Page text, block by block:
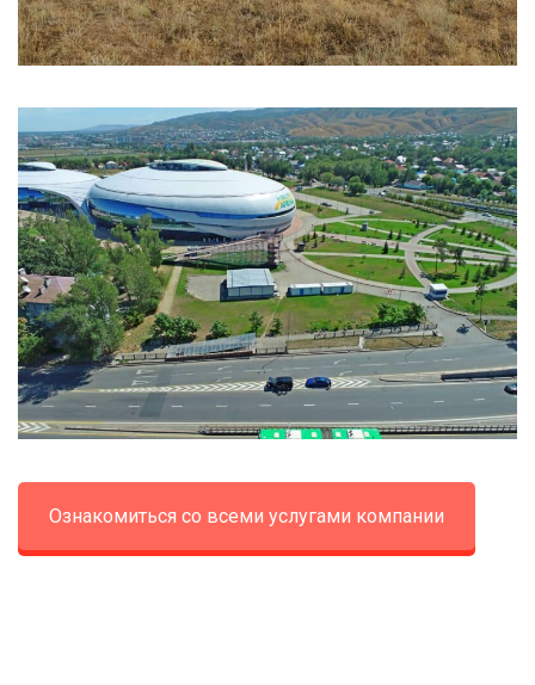
Ознакомиться со всеми услугами компании